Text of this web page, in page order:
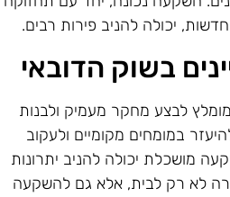
יכולה להניב פירות רבים.
בשוק הדובאי
לבצע מחקר מעמיק ולבנות
במומחים מקומיים ולעקוב
מושכלת יכולה להניב יתרונות
לא רק לבית, אלא גם להשקעה